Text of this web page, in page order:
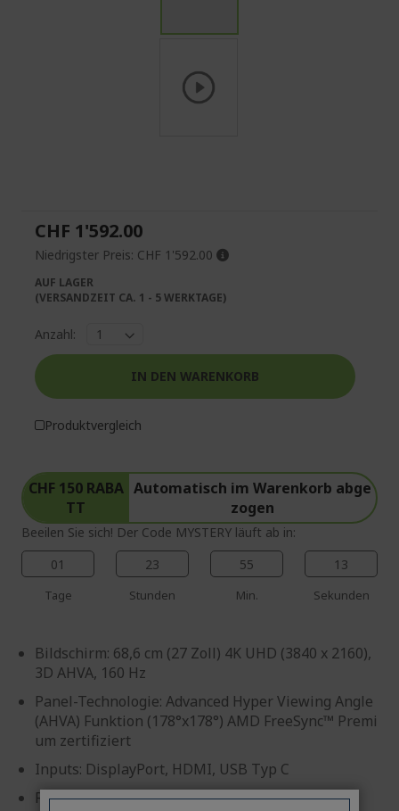
CHF 150 RABA
TT
Automatisch im Warenkorb abge
zogen
Beeilen Sie sich! Der Code MYSTERY läuft ab in:
01
Tage
23
Stunden
55
Min.
13
Sekunden
Bildschirm: 68,6 cm (27 Zoll) 4K UHD (3840 x 2160),
3D AHVA, 160 Hz
Panel-Technologie: Advanced Hyper Viewing Angle
(AHVA) Funktion (178°x178°) AMD FreeSync™ Premi
um zertifiziert
Inputs: DisplayPort, HDMI, USB Typ C
Reaktionszeit: 5 ms
CHF 1'592.00
Niedrigster Preis: CHF 1'592.00
AUF LAGER
(VERSANDZEIT CA. 1 - 5 WERKTAGE)
Anzahl:
IN DEN WARENKORB
Produktvergleich